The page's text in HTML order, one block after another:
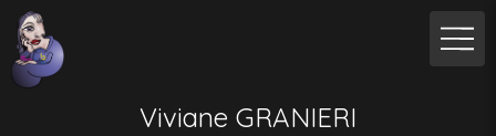
Viviane GRANIERI